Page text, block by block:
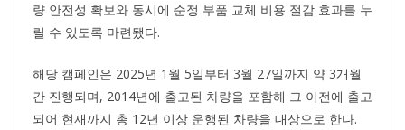
량 안전성 확보와 동시에 순정 부품 교체 비용 절감 효과를 누
릴 수 있도록 마련됐다.
해당 캠페인은 2025년 1월 5일부터 3월 27일까지 약 3개월
간 진행되며, 2014년에 출고된 차량을 포함해 그 이전에 출고
되어 현재까지 총 12년 이상 운행된 차량을 대상으로 한다.